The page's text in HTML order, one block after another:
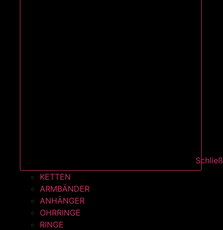
KETTEN
ARMBÄNDER
ANHÄNGER
OHRRINGE
RINGE